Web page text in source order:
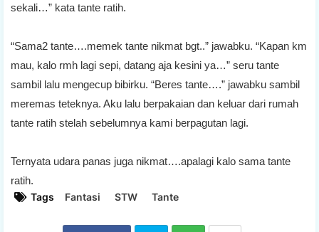
sekali…” kata tante ratih.
“Sama2 tante….memek tante nikmat bgt..” jawabku. “Kapan km
mau, kalo rmh lagi sepi, datang aja kesini ya…” seru tante
sambil lalu mengecup bibirku. “Beres tante….” jawabku sambil
meremas teteknya. Aku lalu berpakaian dan keluar dari rumah
tante ratih stelah sebelumnya kami berpagutan lagi.
Ternyata udara panas juga nikmat….apalagi kalo sama tante
ratih.
Tags
Fantasi STW Tante